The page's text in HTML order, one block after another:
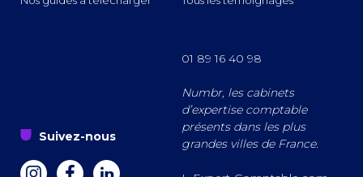
s Suivez-nous
e
01 89 16 40 98
Numbr, les cabinets
d’expertise comptable
présents dans les plus
grandes villes de France.